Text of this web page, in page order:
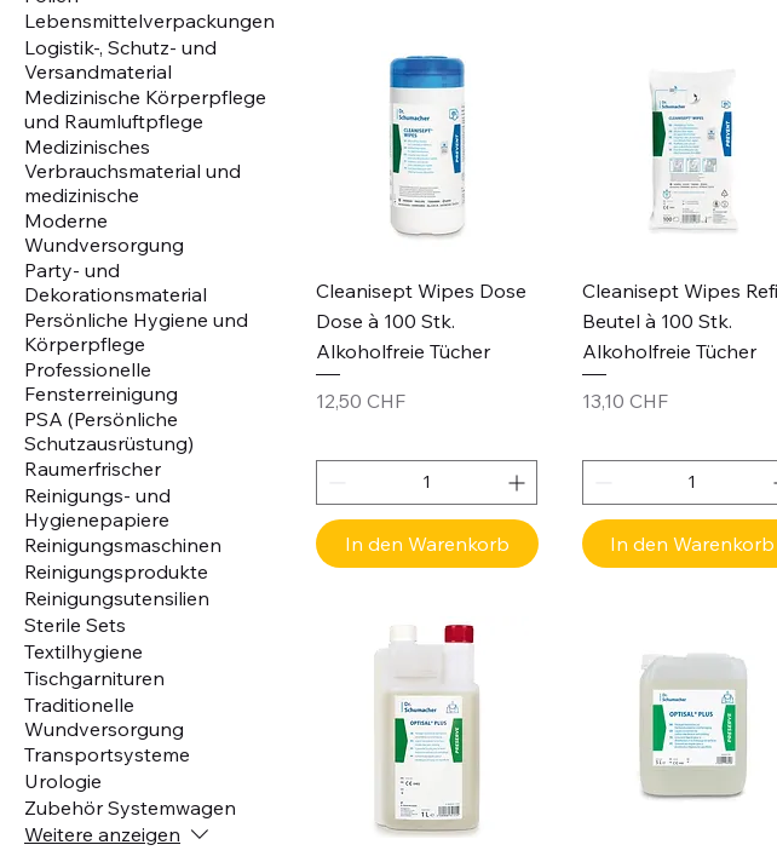
Lebensmittelverpackungen
Logistik-, Schutz- und
Versandmaterial
Medizinische Körperpflege
und Raumluftpflege
Medizinisches
Verbrauchsmaterial und
medizinische
Moderne
Wundversorgung
Party- und
Dekorationsmaterial
Persönliche Hygiene und
Körperpflege
Professionelle
Fensterreinigung
PSA (Persönliche
Schutzausrüstung)
Raumerfrischer
Reinigungs- und
Hygienepapiere
Reinigungsmaschinen
Reinigungsprodukte
Reinigungsutensilien
Sterile Sets
Textilhygiene
Tischgarnituren
Traditionelle
Wundversorgung
Transportsysteme
Urologie
Zubehör Systemwagen
Weitere anzeigen
Cleanisept Wipes Dose
Dose à 100 Stk.
Alkoholfreie Tücher
Preis
12,50 CHF
In den Warenkorb
Cleanisept Wipes
Beutel à 100 Stk.
Alkoholfreie Tücher
Preis
13,10 CHF
In den Warenkorb